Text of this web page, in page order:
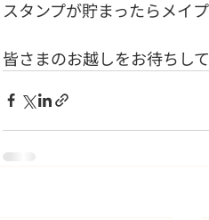
スタンプが貯まったらメイ
皆さまのお越しをお待ちして